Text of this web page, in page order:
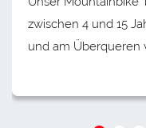
zwischen 4 und 15
und am Überqueren